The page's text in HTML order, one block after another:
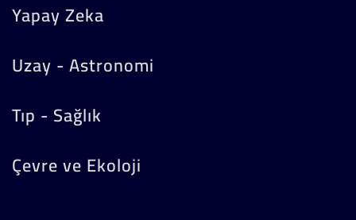
Yapay Zeka
Uzay - Astronomi
Tıp - Sağlık
Çevre ve Ekoloji